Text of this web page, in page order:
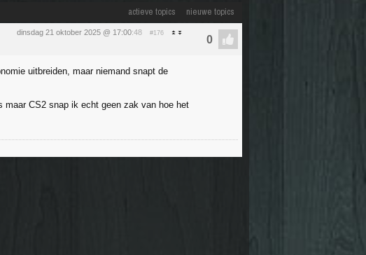
actieve topics nieuwe topics
dinsdag 21 oktober 2025 @ 17:00:48 #176
uitbreiden, maar niemand snapt de
CS2 snap ik echt geen zak van hoe het